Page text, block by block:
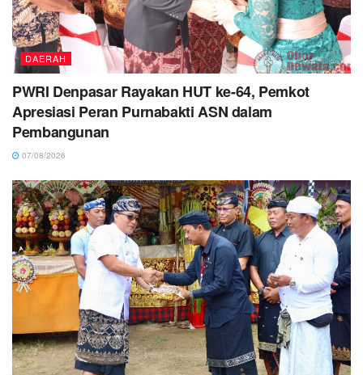
DAERAH
PWRI Denpasar Rayakan HUT ke-64, Pemkot
Apresiasi Peran Purnabakti ASN dalam
Pembangunan
07/08/2026